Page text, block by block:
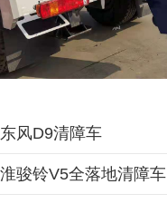
风D9清障车
骏铃V5全落地清障车